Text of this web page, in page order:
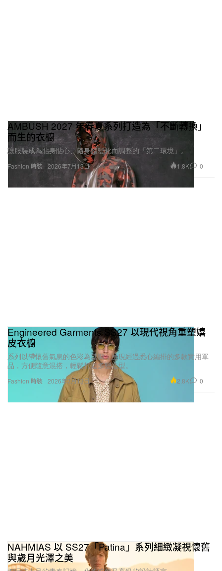
Fashion 時裝
AMBUSH 2027 年春夏系列打造為「不斷轉換」
而生的衣櫥
讓服裝成為貼身貼心、隨身體變化而調整的「第二環境」。
2026年7月13日 1.8K 0
Fashion 時裝
Engineered Garments SS27 以現代視角重塑嬉
皮衣櫥
系列以帶懷舊氣息的色彩為基調，呈現經過悉心編排的多款實用單
品，方便隨意混搭，輕鬆打造多變造型。
2026年7月13日 2.8K 0
NAHMIAS 以 SS27「Patina」系列細緻凝視懷舊
與歲月光澤之美